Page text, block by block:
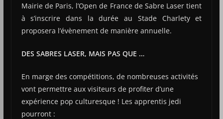
Mairie de Paris, l’Open de France de Sabre Laser tient
à s’inscrire dans la durée au Stade Charlety et
proposera l’évènement de manière annuelle.
DES SABRES LASER, MAIS PAS QUE …
En marge des compétitions, de nombreuses activités
vont permettre aux visiteurs de profiter d’une
expérience pop culturesque ! Les apprentis jedi
pourront :